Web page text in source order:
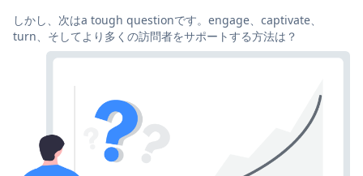
しかし、次はa tough questionです。engage、captivate、
turn、そしてより多くの訪問者をサポートする方法は？